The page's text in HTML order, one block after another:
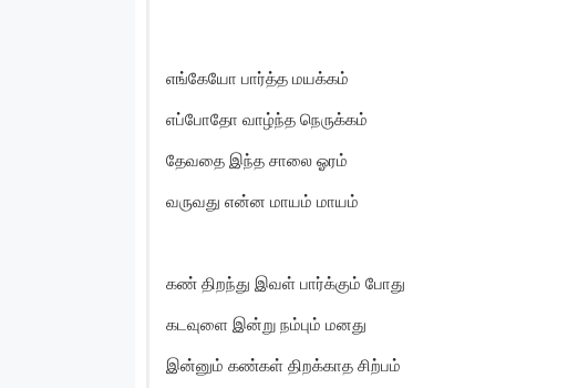
எங்கேயோ பார்த்த மயக்கம்
எப்போதோ வாழ்ந்த நெருக்கம்
தேவதை இந்த சாலை ஓரம்
வருவது என்ன மாயம் மாயம்
கண் திறந்து இவள் பார்க்கும் போது
கடவுளை இன்று நம்பும் மனது
இன்னும் கண்கள் திறக்காத சிற்பம்